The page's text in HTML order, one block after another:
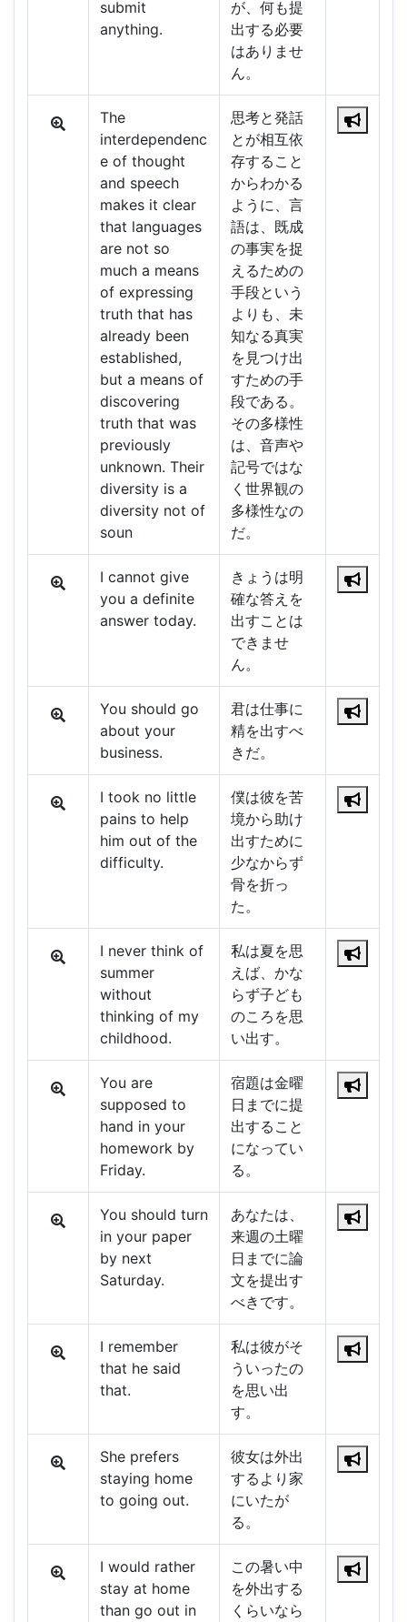
submit
anything.
が、何も提
出する必要
はありませ
ん。
The
interdependenc
e of thought
and speech
makes it clear
that languages
are not so
much a means
of expressing
truth that has
already been
established,
but a means of
discovering
truth that was
previously
unknown. Their
diversity is a
diversity not of
soun
思考と発話
とが相互依
存すること
からわかる
ように、言
語は、既成
の事実を捉
えるための
手段という
よりも、未
知なる真実
を見つけ出
すための手
段である。
その多様性
は、音声や
記号ではな
く世界観の
多様性なの
だ。
I cannot give
you a definite
answer today.
きょうは明
確な答えを
出すことは
できませ
ん。
You should go
about your
business.
君は仕事に
精を出すべ
きだ。
I took no little
pains to help
him out of the
difficulty.
僕は彼を苦
境から助け
出すために
少なからず
骨を折っ
た。
I never think of
summer
without
thinking of my
childhood.
私は夏を思
えば、かな
らず子ども
のころを思
い出す。
You are
supposed to
hand in your
homework by
Friday.
宿題は金曜
日までに提
出すること
になってい
る。
You should turn
in your paper
by next
Saturday.
あなたは、
来週の土曜
日までに論
文を提出す
べきです。
I remember
that he said
that.
私は彼がそ
ういったの
を思い出
す。
She prefers
staying home
to going out.
彼女は外出
するより家
にいたが
る。
I would rather
stay at home
than go out in
この暑い中
を外出する
くらいなら